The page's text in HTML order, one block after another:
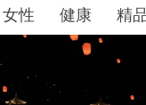
女性 健康 精